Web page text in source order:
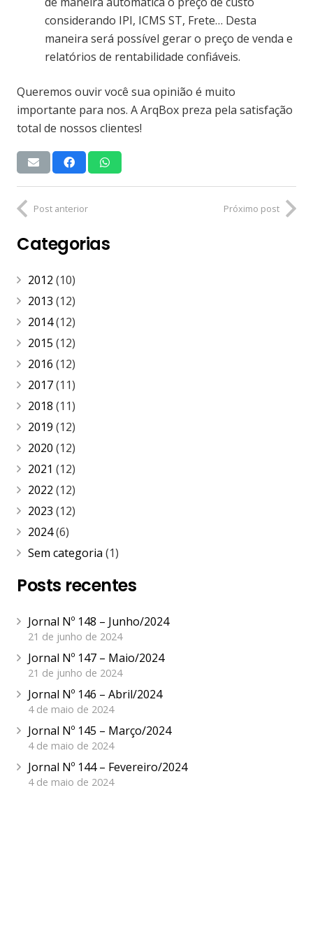
considerando IPI, ICMS ST, Frete… Desta
maneira será possível gerar o preço de venda e
relatórios de rentabilidade confiáveis.
Queremos ouvir você sua opinião é muito
importante para nos. A ArqBox preza pela satisfação
total de nossos clientes!
Post anterior Próximo post
Categorias
2012 (10)
2013 (12)
2014(12)
2015 (12)
2016 (12)
2017(11)
2018 (11)
2019 (12)
2020 (12)
2021 (12)
2022 (12)
2023 (12)
2024(6)
Sem categoria (1)
Posts recentes
Jornal Nº 148 – Junho/2024
21 de junho de 2024
Jornal Nº 147 – Maio/2024
21 de junho de 2024
Jornal Nº 146 – Abril/2024
4 de maio de 2024
Jornal Nº 145 – Março/2024
4 de maio de 2024
Jornal Nº 144 – Fevereiro/2024
4 de maio de 2024